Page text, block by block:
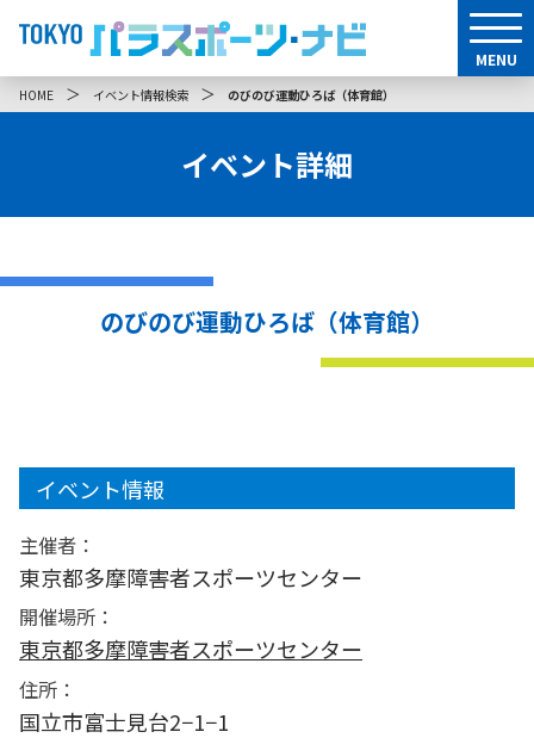
MENU
HOME ＞ イベント情報検索 ＞ のびのび運動ひろば（体育館）
イベント詳細
のびのび運動ひろば（体育館）
イベント情報
主催者：
東京都多摩障害者スポーツセンター
開催場所：
東京都多摩障害者スポーツセンター
住所：
国立市富士見台2−1−1